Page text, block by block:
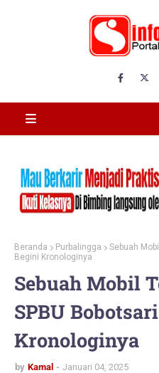
Beranda Purbalingga
Sebuah
Begini Kronologinya
Sebuah Mobil
SPBU
Kronologinya
by Kamal Januari 04, 2025